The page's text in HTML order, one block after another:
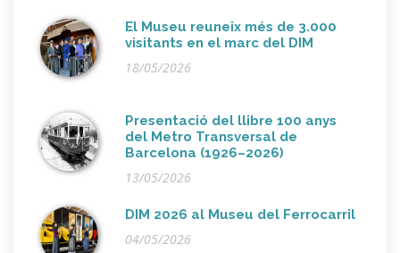
El Museu reuneix més de 3.000
visitants en el marc del DIM
18/05/2026
Presentació del llibre 100 anys
del Metro Transversal de
Barcelona (1926–2026)
13/05/2026
DIM 2026 al Museu del Ferrocarril
04/05/2026